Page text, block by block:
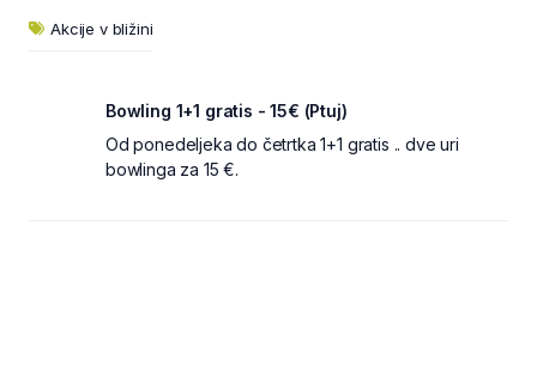
Akcije v bližini
Bowling 1+1 gratis - 15€ (Ptuj)
Od ponedeljeka do četrtka 1+1 gratis .. dve uri
bowlinga za 15 €.